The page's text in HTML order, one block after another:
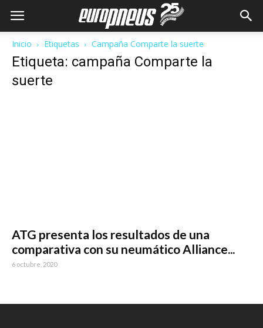
Inicio Etiquetas Campaña Comparte la suerte
Etiqueta: campaña Comparte la
suerte
ATG presenta los resultados de una
comparativa con su neumático Alliance...
6 octubre, 2020